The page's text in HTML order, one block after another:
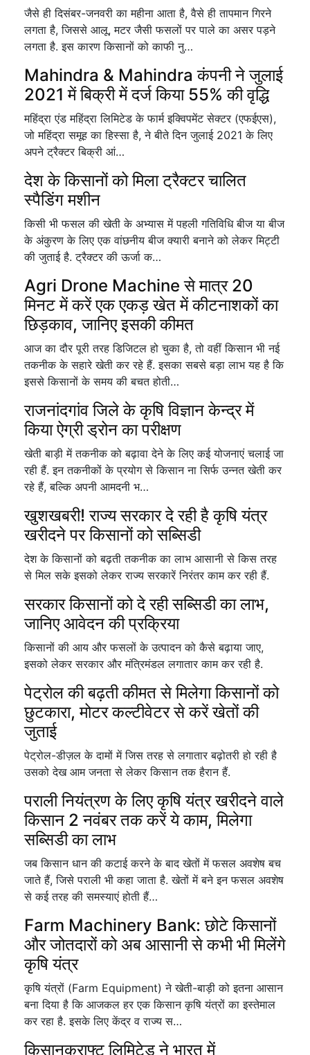
जैसे ही दिसंबर-जनवरी का महीना आता है, वैसे ही तापमान गिरने
लगता है, जिससे आलू, मटर जैसी फसलों पर पाले का असर पड़ने
लगता है. इस कारण किसानों को काफी नु…
Mahindra & Mahindra कंपनी ने जुलाई
2021 में बिक्री में दर्ज किया 55% की वृद्धि
महिंद्रा एंड महिंद्रा लिमिटेड के फार्म इक्विपमेंट सेक्टर (एफईएस),
जो महिंद्रा समूह का हिस्सा है, ने बीते दिन जुलाई 2021 के लिए
अपने ट्रैक्टर बिक्री आं…
देश के किसानों को मिला ट्रैक्टर चालित
स्पैडिंग मशीन
किसी भी फसल की खेती के अभ्यास में पहली गतिविधि बीज या बीज
के अंकुरण के लिए एक वांछनीय बीज क्यारी बनाने को लेकर मिट्टी
की जुताई है. ट्रैक्टर की ऊर्जा क…
Agri Drone Machine से मात्र 20
मिनट में करें एक एकड़ खेत में कीटनाशकों का
छिड़काव, जानिए इसकी कीमत
आज का दौर पूरी तरह डिजिटल हो चुका है, तो वहीं किसान भी नई
तकनीक के सहारे खेती कर रहे हैं. इसका सबसे बड़ा लाभ यह है कि
इससे किसानों के समय की बचत होती…
राजनांदगांव जिले के कृषि विज्ञान केन्द्र में
किया ऐग्री ड्रोन का परीक्षण
खेती बाड़ी में तकनीक को बढ़ावा देने के लिए कई योजनाएं चलाई जा
रही हैं. इन तकनीकों के प्रयोग से किसान ना सिर्फ उन्नत खेती कर
रहे हैं, बल्कि अपनी आमदनी भ…
खुशखबरी! राज्य सरकार दे रही है कृषि यंत्र
खरीदने पर किसानों को सब्सिडी
देश के किसानों को बढ़ती तकनीक का लाभ आसानी से किस तरह
से मिल सके इसको लेकर राज्य सरकारें निरंतर काम कर रही हैं.
सरकार किसानों को दे रही सब्सिडी का लाभ,
जानिए आवेदन की प्रक्रिया
किसानों की आय और फसलों के उत्पादन को कैसे बढ़ाया जाए,
इसको लेकर सरकार और मंत्रिमंडल लगातार काम कर रही है.
पेट्रोल की बढ़ती कीमत से मिलेगा किसानों को
छुटकारा, मोटर कल्टीवेटर से करें खेतों की
जुताई
पेट्रोल-डीज़ल के दामों में जिस तरह से लगातार बढ़ोतरी हो रही है
उसको देख आम जनता से लेकर किसान तक हैरान हैं.
पराली नियंत्रण के लिए कृषि यंत्र खरीदने वाले
किसान 2 नवंबर तक करें ये काम, मिलेगा
सब्सिडी का लाभ
जब किसान धान की कटाई करने के बाद खेतों में फसल अवशेष बच
जाते हैं, जिसे पराली भी कहा जाता है. खेतों में बने इन फसल अवशेष
से कई तरह की समस्याएं होती हैं…
Farm Machinery Bank: छोटे किसानों
और जोतदारों को अब आसानी से कभी भी मिलेंगे
कृषि यंत्र
कृषि यंत्रों (Farm Equipment) ने खेती-बाड़ी को इतना आसान
बना दिया है कि आजकल हर एक किसान कृषि यंत्रों का इस्तेमाल
कर रहा है. इसके लिए केंद्र व राज्य स…
किसानक्राफ्ट लिमिटेड ने भारत में